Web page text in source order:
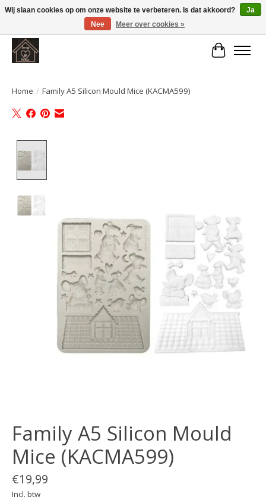
Large selection of products and fast shipping!
Home / Family A5 Silicon Mould Mice (KACMA599)
Family A5 Silicon Mould
Mice (KACMA599)
€19,99
Incl. btw
Wij slaan cookies op om onze website te verbeteren. Is dat akkoord?
Ja
Nee
Meer over cookies »